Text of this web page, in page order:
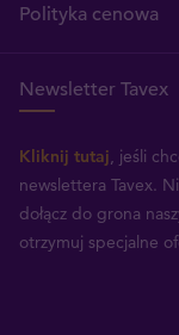
Polityka cenowa
Newsletter Tavex
Kliknij tutaj, jeśli
newslettera Tavex.
dołącz do grona
otrzymuj specjalne